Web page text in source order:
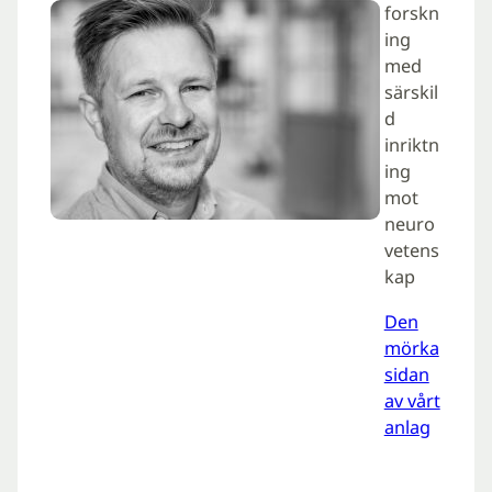
forskn
ing
med
särskil
d
inriktn
ing
mot
neuro
vetens
kap
Den
mörka
sidan
av vårt
anlag